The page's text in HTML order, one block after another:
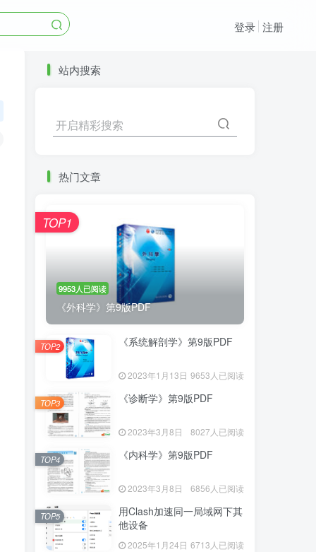
登录 注册
站内搜索
开启精彩搜索
热门文章
9953人已阅读
《外科学》第9版PDF
TOP1
《系统解剖学》第9版PDF
2023年1月13日 9653人已阅读
TOP2
《诊断学》第9版PDF
2023年3月8日 8027人已阅读
TOP3
《内科学》第9版PDF
2023年3月8日 6856人已阅读
TOP4
用Clash加速同一局域网下其
他设备
2025年1月24日 6713人已阅读
TOP5